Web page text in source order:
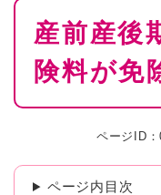
本
産前産後
険料が免
ページID
ページ内目次